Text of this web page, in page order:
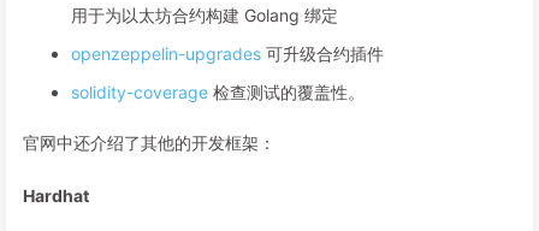
用于为以太坊合约构建 Golang 绑定
openzeppelin-upgrades 可升级合约插件
solidity-coverage 检查测试的覆盖性。
官网中还介绍了其他的开发框架：
Hardhat